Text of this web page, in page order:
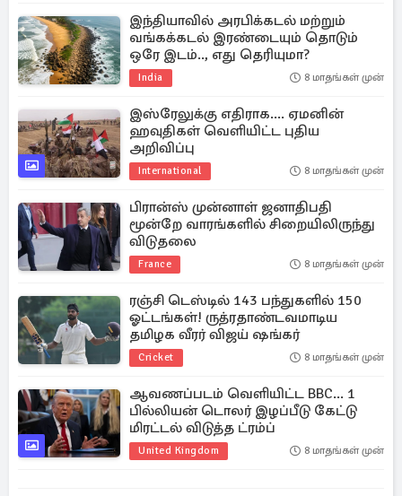
இந்தியாவில் அரபிக்கடல் மற்றும்
வங்கக்கடல் இரண்டையும் தொடும்
ஒரே இடம்.., எது தெரியுமா?
India 8 மாதங்கள் முன்
இஸ்ரேலுக்கு எதிராக.... ஏமனின்
ஹவுதிகள் வெளியிட்ட புதிய
அறிவிப்பு
International 8 மாதங்கள் முன்
பிரான்ஸ் முன்னாள் ஜனாதிபதி
மூன்றே வாரங்களில் சிறையிலிருந்து
விடுதலை
France 8 மாதங்கள் முன்
ரஞ்சி டெஸ்டில் 143 பந்துகளில் 150
ஓட்டங்கள்! ருத்ரதாண்டவமாடிய
தமிழக வீரர் விஜய் ஷங்கர்
Cricket 8 மாதங்கள் முன்
ஆவணப்படம் வெளியிட்ட BBC... 1
பில்லியன் டொலர் இழப்பீடு கேட்டு
மிரட்டல் விடுத்த ட்ரம்ப்
United Kingdom 8 மாதங்கள் முன்